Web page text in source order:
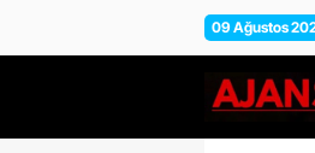
09 Ağustos